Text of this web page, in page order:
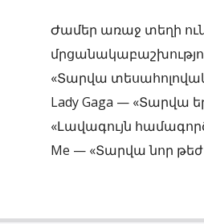
Ժամեր առաջ տեղի
«Տարվա
Lady Gaga — «Տարվա
«Լավագույն
Me — «Տարվա նոր